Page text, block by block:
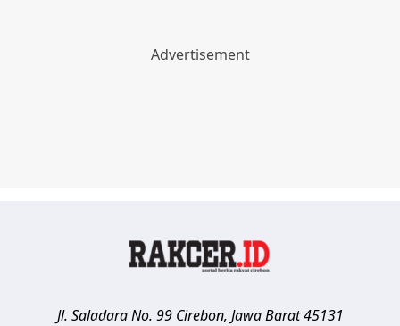
Jl. Saladara No. 99 Cirebon, Jawa Barat 45131